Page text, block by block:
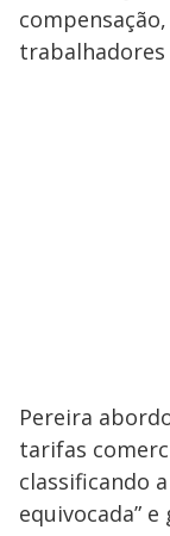
trabalhadores
Pereira
tarifas
classificando
equivocada”